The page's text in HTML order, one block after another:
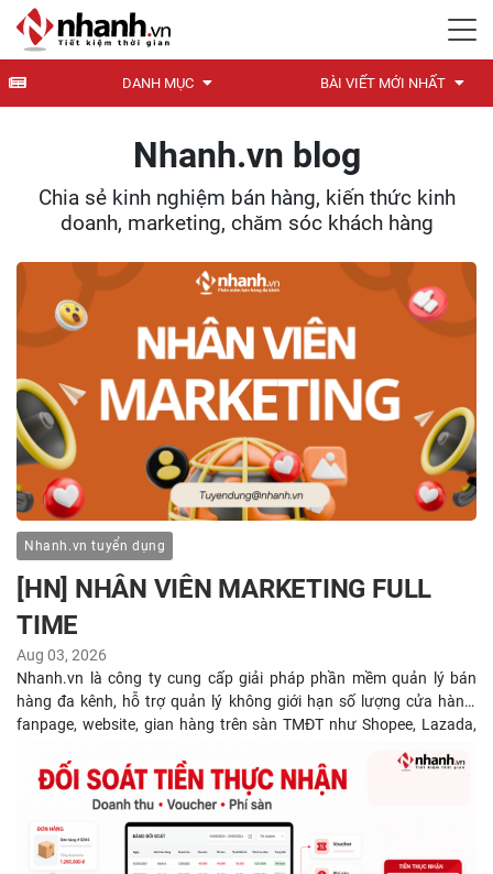
DANH MỤC BÀI VIẾT MỚI NHẤT
Nhanh.vn blog
Chia sẻ kinh nghiệm bán hàng, kiến thức kinh
doanh, marketing, chăm sóc khách hàng
Nhanh.vn tuyển dụng
[HN] NHÂN VIÊN MARKETING FULL
TIME
Aug 03, 2026
Nhanh.vn là công ty cung cấp giải pháp phần mềm quản lý bán
hàng đa kênh, hỗ trợ quản lý không giới hạn số lượng cửa hàng,
fanpage, website, gian hàng trên sàn TMĐT như Shopee, Lazada,
bao gồm: Phần mềm quản lý bán hàng, Thiết kế website, Phần mềm
quản lý chat đa kênh, Dịch vụ vận chuyển thu tiền hộ trên toàn
Dịch vụ kế toán, Dịch vụ kê khai thuế, Khóa học Xóa mù Thuế, Hóa
đơn điện tử, Khám kho, vận hành kho), Dịch vụ Bảo Hiểm Xã Hội,